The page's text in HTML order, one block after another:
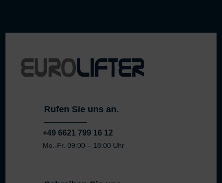
Rufen Sie uns an.
+49 6621 799 16 12
Mo.-Fr. 09:00 – 18:00 Uhr